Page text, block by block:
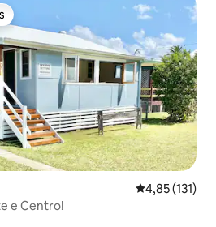
4,85 de uma
4,85 (131)
e Centro!